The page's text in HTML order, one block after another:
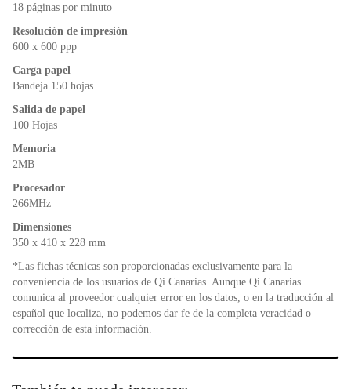
18 páginas por minuto
Resolución de impresión
600 x 600 ppp
Carga papel
Bandeja 150 hojas
Salida de papel
100 Hojas
Memoria
2MB
Procesador
266MHz
Dimensiones
350 x 410 x 228 mm
*Las fichas técnicas son proporcionadas exclusivamente para la
conveniencia de los usuarios de Qi Canarias. Aunque Qi Canarias
comunica al proveedor cualquier error en los datos, o en la traducción al
español que localiza, no podemos dar fe de la completa veracidad o
corrección de esta información.